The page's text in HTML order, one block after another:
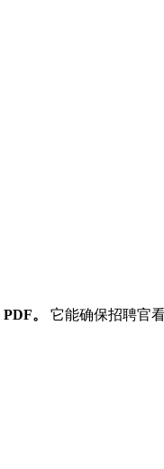
。 它能确保招聘官